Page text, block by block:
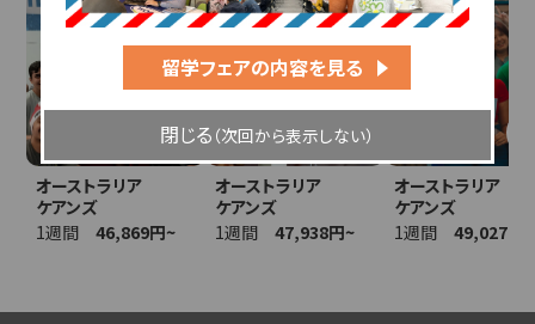
留学フェアの内容を見る
閉じる （次回から表示しない）
オーストラリア
ケアンズ
1週間
46,869円~
オーストラリア
ケアンズ
1週間
47,938円~
オーストラリア
ケアンズ
1週間
49,027円~